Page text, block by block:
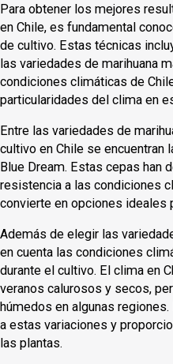
Para obtener los mejores
en Chile, es fundamental
de cultivo. Estas técnicas
las variedades de marihuana
condiciones climáticas de
particularidades del clima en
Entre las variedades de
cultivo en Chile se encuentran
Blue Dream. Estas cepas han
resistencia a las condiciones
convierte en opciones ideales
Además de elegir las
en cuenta las condiciones
durante el cultivo. El clima en
veranos calurosos y secos,
húmedos en algunas
a estas variaciones y
las plantas.